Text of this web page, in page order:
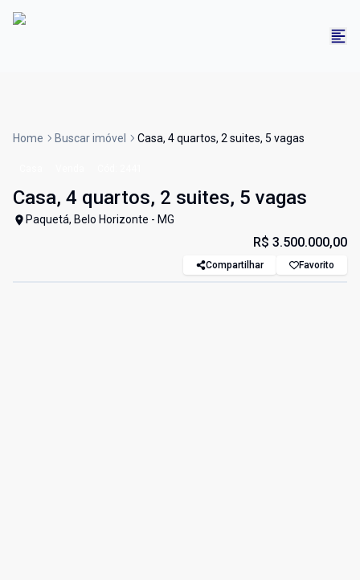
Home Buscar imóvel Casa, 4 quartos, 2 suites, 5 vagas
Casa, 4 quartos, 2 suites, 5 vagas
Paquetá, Belo Horizonte - MG
R$ 3.500.000,00
Compartilhar Favorito